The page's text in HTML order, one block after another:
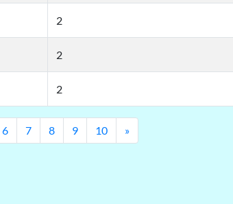
2
2
2
6 7 8 9 10 »Next